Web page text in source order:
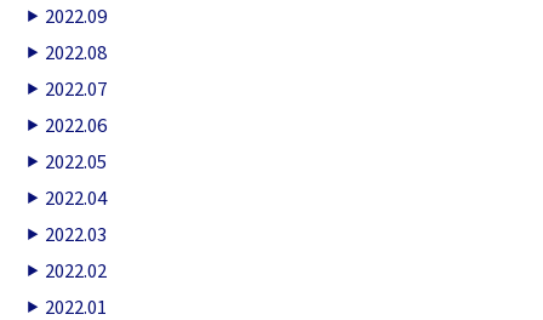
2022.09
2022.08
2022.07
2022.06
2022.05
2022.04
2022.03
2022.02
2022.01